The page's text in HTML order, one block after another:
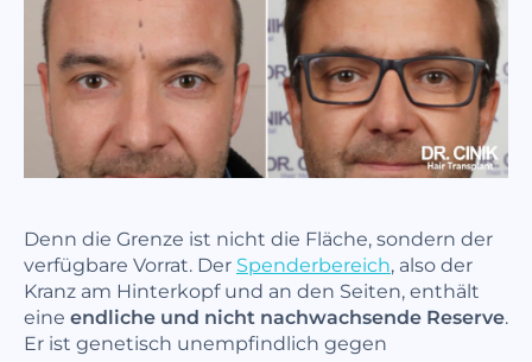
Denn die Grenze ist nicht die Fläche, sondern der
verfügbare Vorrat. Der Spenderbereich, also der
Kranz am Hinterkopf und an den Seiten, enthält
eine endliche und nicht nachwachsende Reserve.
Er ist genetisch unempfindlich gegen